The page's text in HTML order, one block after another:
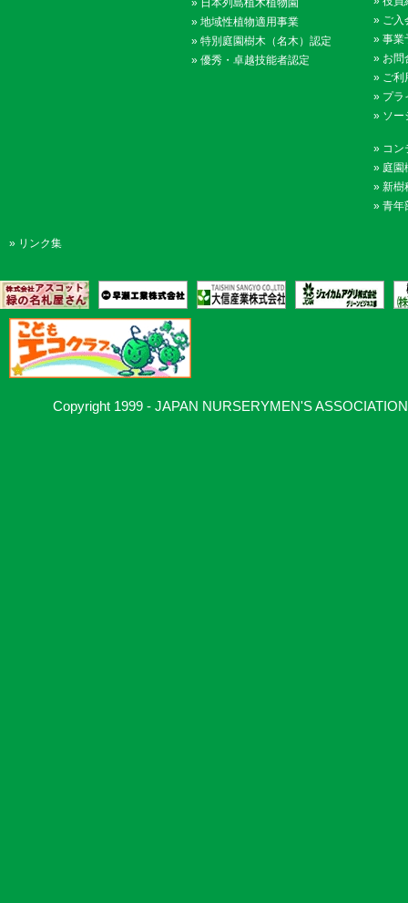
» 日本列島植木植物園
» 地域性植物適用事業
» 特別庭園樹木（名木）認定
» 優秀・卓越技能者認定
» ご入
» 事業
» お問
» ご利
» プラ
» ソー
» コン
» 庭園
» 新樹
» 青年
» リンク集
Copyright 1999 - JAPAN NURSERYMEN'S